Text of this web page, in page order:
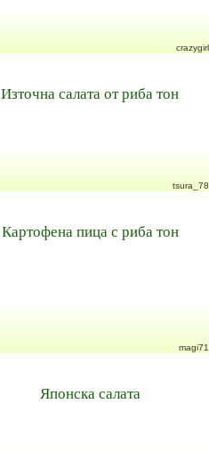
crazygirl
Източна салата от риба тон
tsura_78
Картофена пица с риба тон
magi71
Японска салата